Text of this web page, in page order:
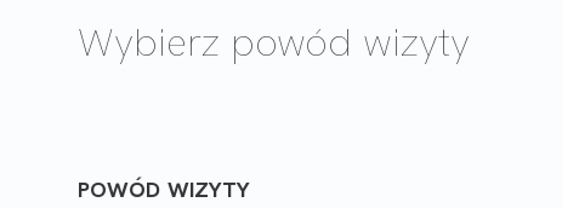
Wybierz powód wizyty
POWÓD WIZYTY